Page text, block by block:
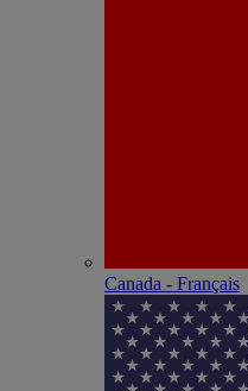
Canada - Français